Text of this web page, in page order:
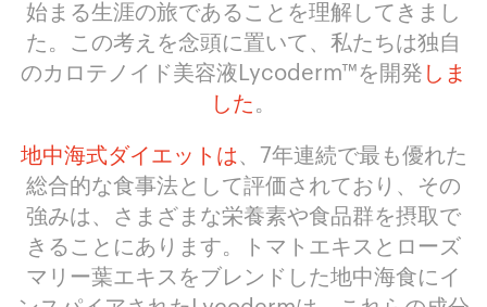
始まる生涯の旅であることを理解してきまし
た。この考えを念頭に置いて、私たちは独自
のカロテノイド美容液Lycoderm™を開発しま
した。
地中海式ダイエットは、7年連続で最も優れた
総合的な食事法として評価されており、その
強みは、さまざまな栄養素や食品群を摂取で
きることにあります。トマトエキスとローズ
マリー葉エキスをブレンドした地中海食にイ